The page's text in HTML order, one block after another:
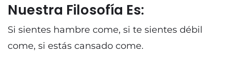
Nuestra Filosofía Es:
Si sientes hambre come, si te sientes débil
come, si estás cansado come.